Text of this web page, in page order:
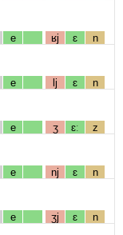
e ʁj ɛ n
e lj ɛ n
e ʒ ɛː z
e nj ɛ n
e ʒj ɛ n